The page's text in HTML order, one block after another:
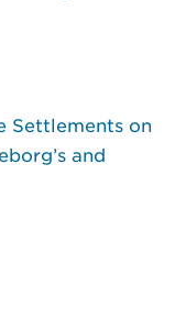
Settlements on
and